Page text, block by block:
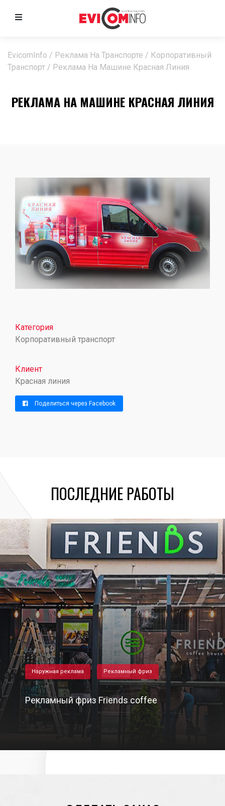
EvicomInfo / Реклама На Транспорте / Корпоративный
Транспорт / Реклама На Машине Красная Линия
РЕКЛАМА НА МАШИНЕ КРАСНАЯ ЛИНИЯ
Категория
Корпоративный транспорт
Клиент
Красная линия
Поделиться через Facebook
ПОСЛЕДНИЕ РАБОТЫ
Наружная реклама Рекламный фриз
Рекламный фриз Friends coffee